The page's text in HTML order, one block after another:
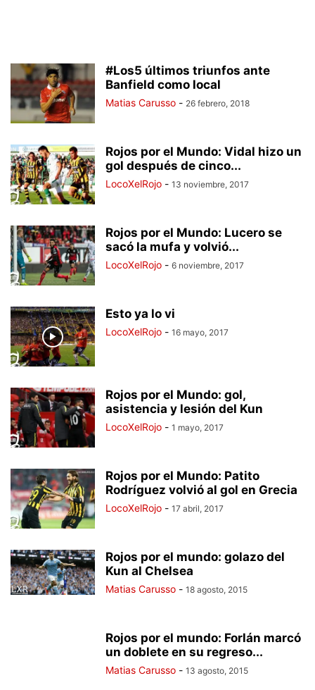
#Los5 últimos triunfos ante
Banfield como local
Matias Carusso - 26 febrero, 2018
Rojos por el Mundo: Vidal hizo un
gol después de cinco...
LocoXelRojo - 13 noviembre, 2017
Rojos por el Mundo: Lucero se
sacó la mufa y volvió...
LocoXelRojo - 6 noviembre, 2017
Esto ya lo vi
LocoXelRojo - 16 mayo, 2017
Rojos por el Mundo: gol,
asistencia y lesión del Kun
LocoXelRojo - 1 mayo, 2017
Rojos por el Mundo: Patito
Rodríguez volvió al gol en Grecia
LocoXelRojo - 17 abril, 2017
Rojos por el mundo: golazo del
Kun al Chelsea
Matias Carusso - 18 agosto, 2015
Rojos por el mundo: Forlán marcó
un doblete en su regreso...
Matias Carusso - 13 agosto, 2015